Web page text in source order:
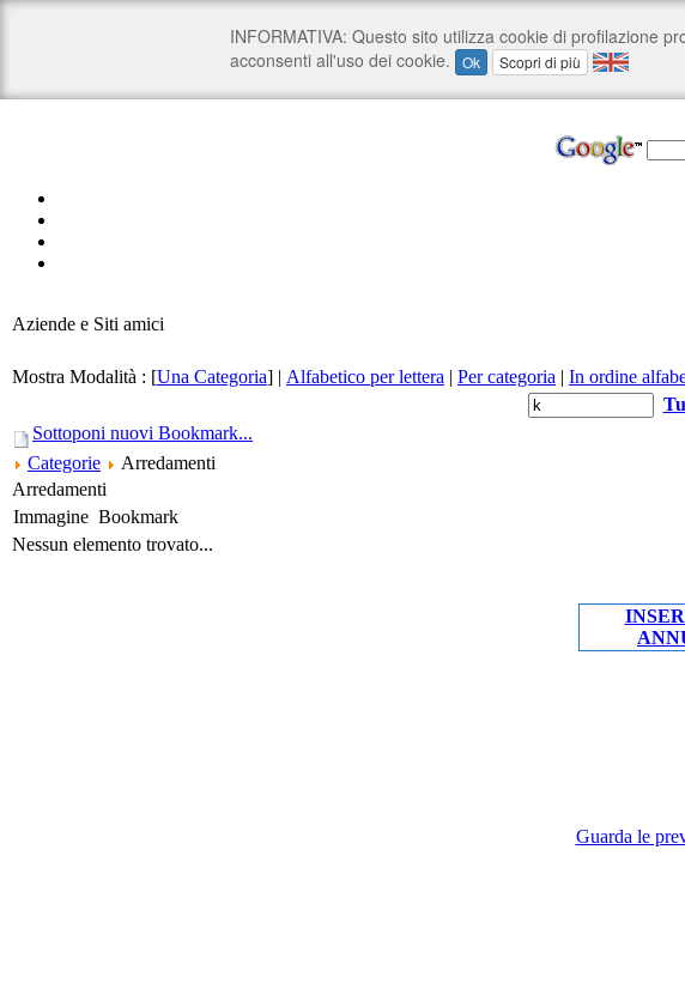
Aziende e Siti amici
Mostra Modalità : [Una Categoria] | Alfabetico per lettera | Per categoria | In ordine
Sottoponi nuovi Bookmark...
Categorie
Arredamenti
Arredamenti
Immagine Bookmark
Nessun elemento trovato...
Guarda le